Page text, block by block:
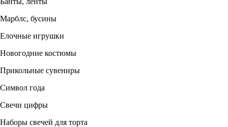
Марблс, бусины
Елочные игрушки
Новогодние костюмы
Прикольные сувениры
Символ года
Свечи цифры
Наборы свечей для торта